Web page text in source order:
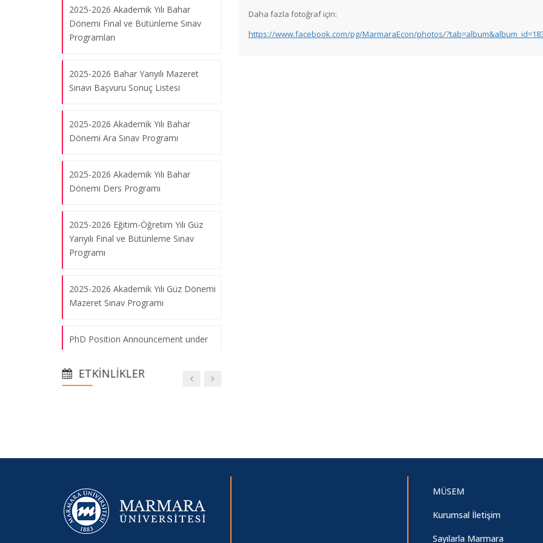
Daha fazla fotoğraf için:
https://www.facebook.com/pg/MarmaraEcon/photos/
2025-2026 Akademik Yılı Bahar
Dönemi Final ve Bütünleme Sınav
Programları
2025-2026 Bahar Yarıyılı Mazeret
Sınavı Başvuru Sonuç Listesi
2025-2026 Akademik Yılı Bahar
Dönemi Ara Sınav Programı
2025-2026 Akademik Yılı Bahar
Dönemi Ders Programı
2025-2026 Eğitim-Öğretim Yılı Güz
Yarıyılı Final ve Bütünleme Sınav
Programı
2025-2026 Akademik Yılı Güz Dönemi
Mazeret Sınav Programı
PhD Position Announcement under
Skłodowska-Curie Actions)
Oryantasyon Toplantısı
ETKINLIKLER
MÜSEM
Kurumsal İletişim
Sayılarla Marmara